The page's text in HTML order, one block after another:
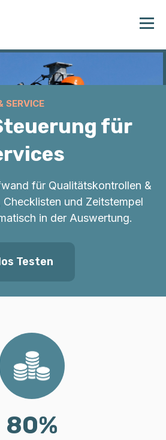
SERVICE
für
für Qualitätskontrollen &
und Zeitstempel
in der Auswertung.
Testen
80%